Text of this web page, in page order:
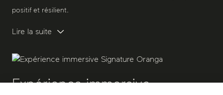
positif et résilient.
Lire la suite
Expérience immersive